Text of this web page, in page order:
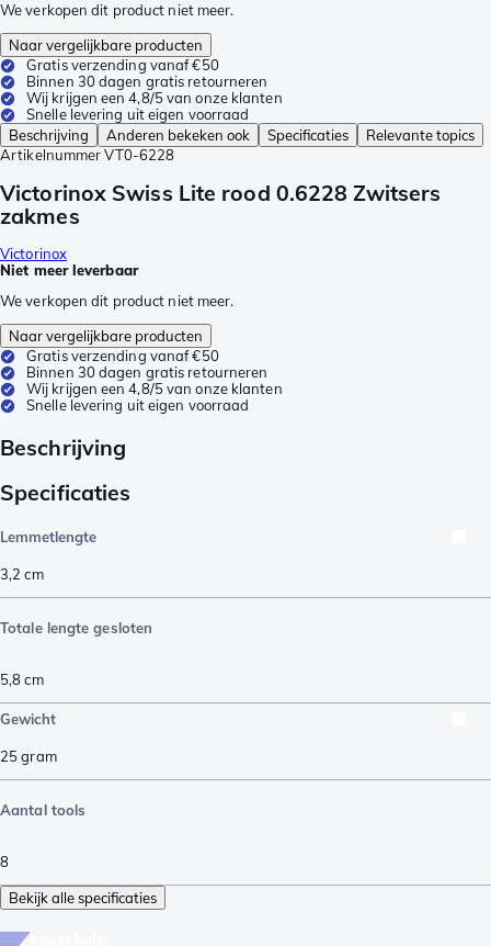
We verkopen dit product niet meer.
Naar vergelijkbare producten
Gratis verzending vanaf €50
Binnen 30 dagen gratis retourneren
Wij krijgen een 4,8/5 van onze klanten
Snelle levering uit eigen voorraad
Beschrijving
Anderen bekeken ook Specificaties
Relevante topics
Artikelnummer VT0-6228
Victorinox Swiss Lite rood 0.6228 Zwitsers
zakmes
Victorinox
Niet meer leverbaar
We verkopen dit product niet meer.
Naar vergelijkbare producten
Gratis verzending vanaf €50
Binnen 30 dagen gratis retourneren
Wij krijgen een 4,8/5 van onze klanten
Snelle levering uit eigen voorraad
Beschrijving
Specificaties
Lemmetlengte
3,2 cm
Totale lengte gesloten
5,8cm
Gewicht
25gram
Aantal tools
8
Bekijk alle specificaties